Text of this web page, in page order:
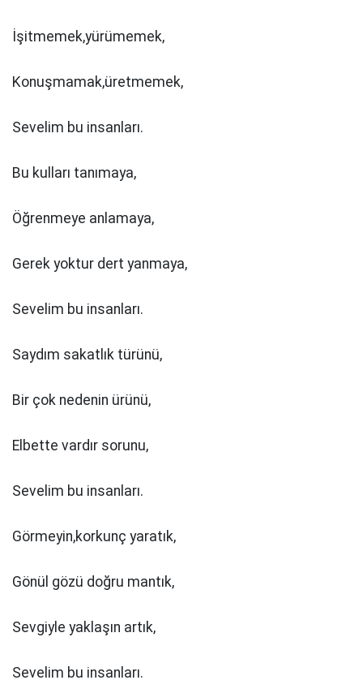
İşitmemek,yürümemek,
Konuşmamak,üretmemek,
Sevelim bu insanları.
Bu kulları tanımaya,
Öğrenmeye anlamaya,
Gerek yoktur dert yanmaya,
Sevelim bu insanları.
Saydım sakatlık türünü,
Bir çok nedenin ürünü,
Elbette vardır sorunu,
Sevelim bu insanları.
Görmeyin,korkunç yaratık,
Gönül gözü doğru mantık,
Sevgiyle yaklaşın artık,
Sevelim bu insanları.